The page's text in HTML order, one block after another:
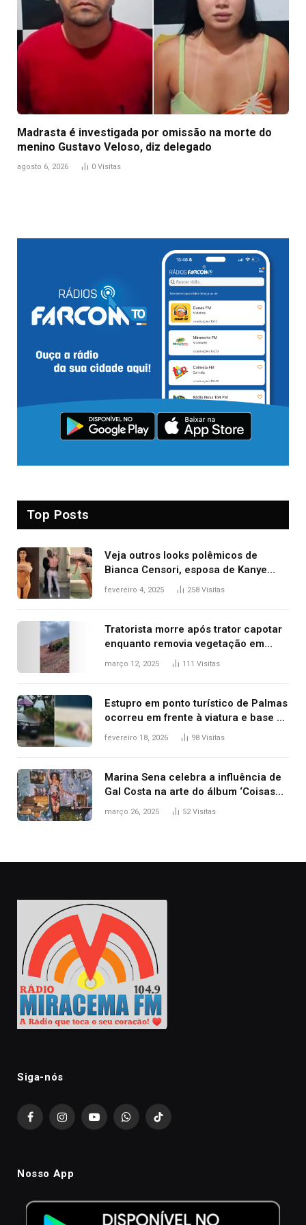
Madrasta é investigada por omissão na morte do
menino Gustavo Veloso, diz delegado
agosto 6, 2026 0 Visitas
Top Posts
Veja outros looks polêmicos de
Bianca Censori, esposa de Kanye
West que apareceu nua no Grammy
fevereiro 4, 2025 258 Visitas
Tratorista morre após trator capotar
enquanto removia vegetação em
ribanceira de rodovia
março 12, 2025 111 Visitas
Estupro em ponto turístico de Palmas
ocorreu em frente à viatura e base de
segurança; polícia investiga
fevereiro 18, 2026 98 Visitas
Marina Sena celebra a influência de
Gal Costa na arte do álbum ‘Coisas
naturais’
março 26, 2025 52Visitas
Siga-nós
FacebookInstagramYouTubeWhatsAppTikTok
Nosso App